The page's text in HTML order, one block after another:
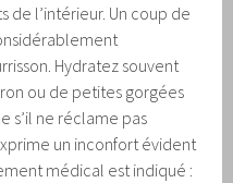
l’intérieur. Un coup de
Hydratez souvent
ou de petites gorgées
s’il ne réclame pas
un inconfort évident
médical est indiqué :